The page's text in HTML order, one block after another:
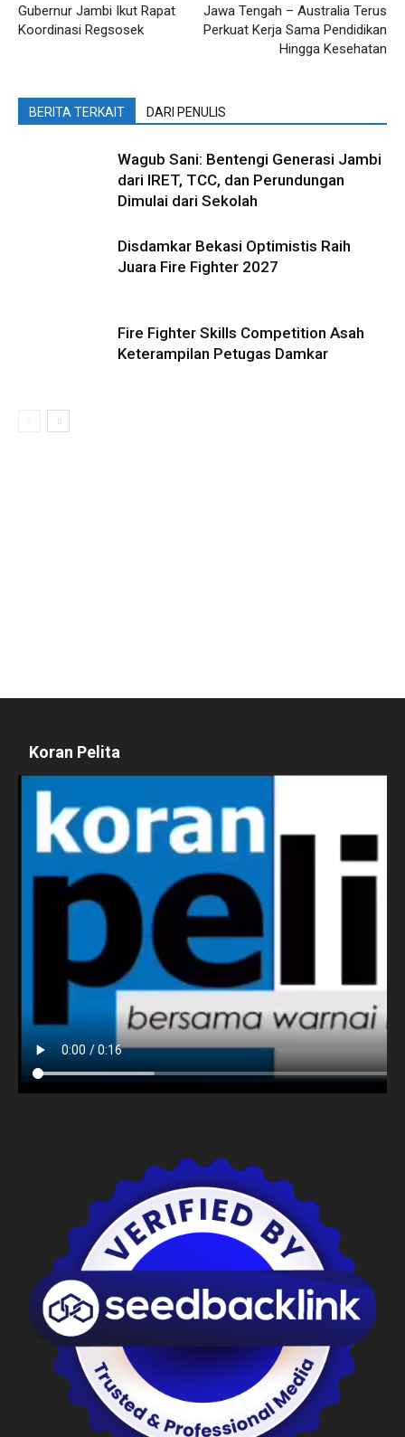
Gubernur Jambi Ikut Rapat
Koordinasi Regsosek
Jawa Tengah – Australia Terus
Perkuat Kerja Sama Pendidikan
Hingga Kesehatan
BERITA TERKAIT DARI PENULIS
Wagub Sani: Bentengi Generasi Jambi
dari IRET, TCC, dan Perundungan
Dimulai dari Sekolah
Disdamkar Bekasi Optimistis Raih
Juara Fire Fighter 2027
Fire Fighter Skills Competition Asah
Keterampilan Petugas Damkar
Koran Pelita